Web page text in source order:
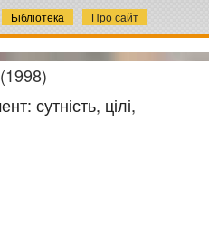
Бібліотека Про сайт
сутність, цілі,